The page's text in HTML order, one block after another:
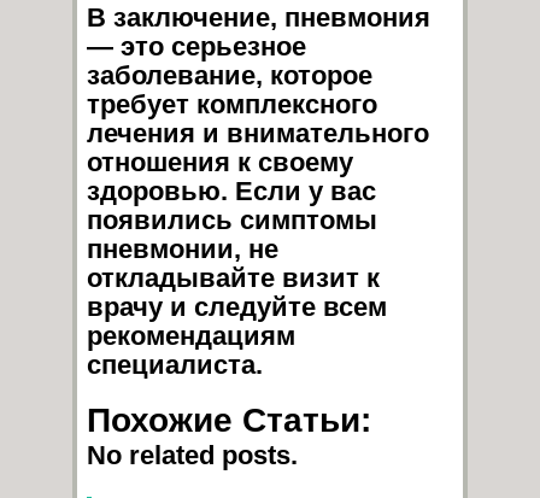
В заключение, пневмония
— это серьезное
заболевание, которое
требует комплексного
лечения и внимательного
отношения к своему
здоровью. Если у вас
появились симптомы
пневмонии, не
откладывайте визит к
врачу и следуйте всем
рекомендациям
специалиста.
Похожие Статьи:
No related posts.